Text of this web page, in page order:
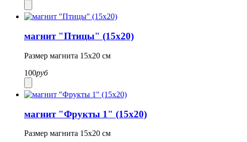
магнит "Птицы" (15х20)
Размер магнита 15х20 см
100руб
магнит "Фрукты 1" (15х20)
Размер магнита 15х20 см